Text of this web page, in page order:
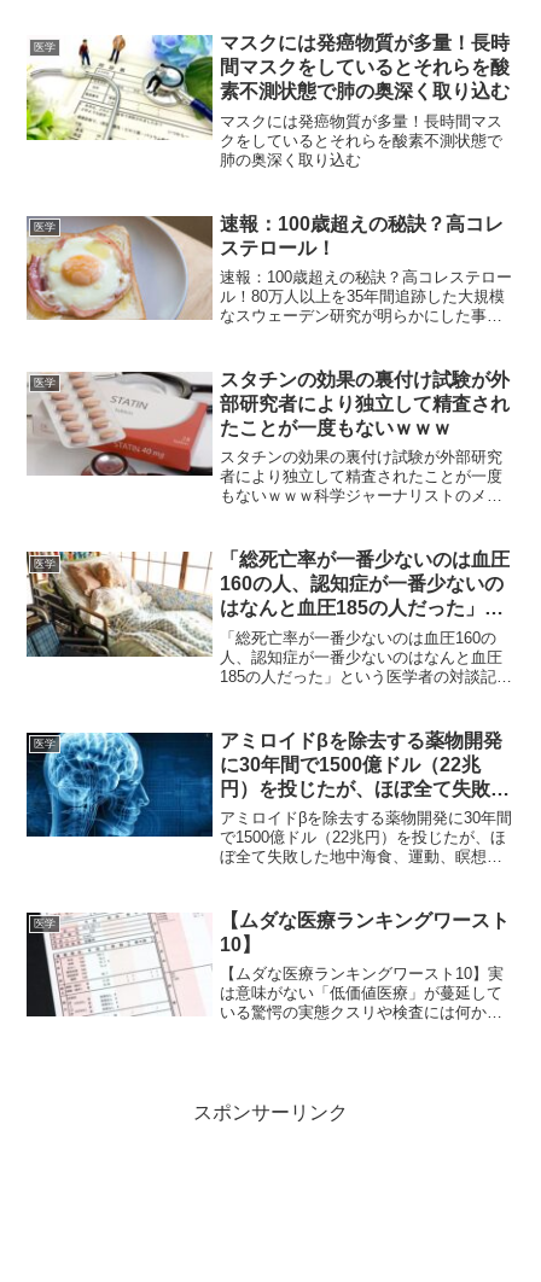
医学
マスクには発癌物質が多量！長時
間マスクをしているとそれらを酸
素不測状態で肺の奥深く取り込む
マスクには発癌物質が多量！長時間マス
クをしているとそれらを酸素不測状態で
肺の奥深く取り込む
医学
速報：100歳超えの秘訣？高コレ
ステロール！
速報：100歳超えの秘訣？高コレステロー
ル！80万人以上を35年間追跡した大規模
なスウェーデン研究が明らかにした事
ど長生きする。衝撃的でしょう？ベン・
ビックマン博士が...
医学
スタチンの効果の裏付け試験が外
部研究者により独立して精査され
たことが一度もないｗｗｗ
スタチンの効果の裏付け試験が外部研究
者により独立して精査されたことが一度
もないｗｗｗ科学ジャーナリストのメア
を破壊されました。科学ジャーナリスト
のメアリアン・デマシは...
医学
「総死亡率が一番少ないのは血圧
160の人、認知症が一番少ないの
はなんと血圧185の人だった」と
いう医学者の対談記事
「総死亡率が一番少ないのは血圧160の
人、認知症が一番少ないのはなんと血圧
185の人だった」という医学者の対談記事
人だった【医学常識のウソ 4】・和田秀
樹 （写...
医学
アミロイドβを除去する薬物開発
に30年間で1500億ドル（22兆
円）を投じたが、ほぼ全て失敗し
た
アミロイドβを除去する薬物開発に30年間
で1500億ドル（22兆円）を投じたが、ほ
ぼ全て失敗した地中海食、運動、瞑想、
った研究論文『アルツハイマー病：現在
の状況と戦略...
医学
【ムダな医療ランキングワースト
10】
【ムダな医療ランキングワースト10】実
は意味がない「低価値医療」が蔓延して
いる驚愕の実態クスリや検査には何かし
スポンサーリンク